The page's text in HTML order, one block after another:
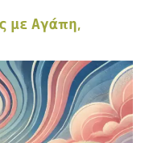
με Αγάπη,